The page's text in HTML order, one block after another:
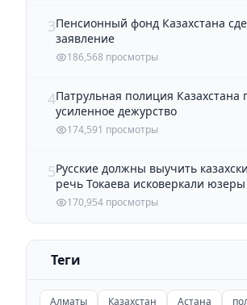
3Пенсионный фонд Казахстана
заявление
186,568 просмотры
4Патрульная полиция
усиленное дежурство
174,591 просмотры
5Русские должны выучить
речь Токаева исковеркали
170,954 просмотры
Теги
Алматы Казахстан Астана